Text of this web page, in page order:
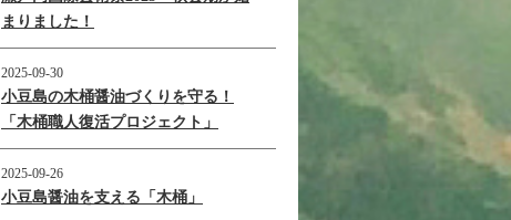
まりました！
2025-09-30
小豆島の木桶醤油づくりを守る！
「木桶職人復活プロジェクト」
2025-09-26
小豆島醤油を支える「木桶」